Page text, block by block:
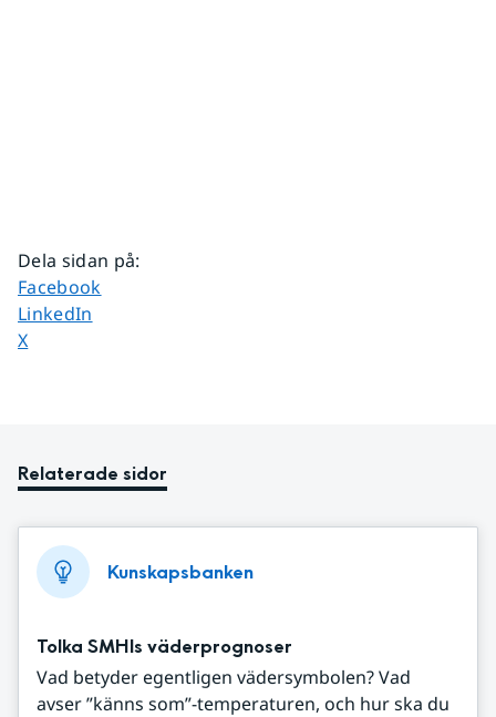
Dela sidan på:
Dela sidan på
Facebook
Dela sidan på
LinkedIn
Dela sidan på
X
Relaterade sidor
Kunskapsbanken
Tolka SMHIs väderprognoser
Vad betyder egentligen vädersymbolen? Vad
avser ”känns som”-temperaturen, och hur ska du